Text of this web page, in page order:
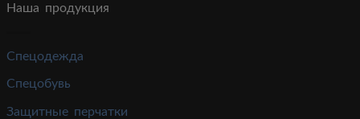
Наша продукция
Спецодежда
Спецобувь
Защитные перчатки